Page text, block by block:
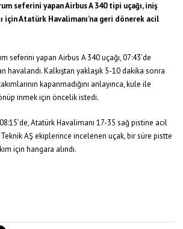
seferini yapan Airbus A 340 tipi uçağı, iniş
için Atatürk Havalimanı’na geri dönerek acil
seferini yapan Airbus A 340 uçağı, 07:43’de
havalandı. Kalkıştan yaklaşık 5-10 dakika sonra
kapanmadığını anlayınca, kule ile
inmek için öncelik istedi.
Atatürk Havalimanı 17-35 sağ pistine acil
AŞ ekiplerince incelenen uçak, bir süre pistte
için hangara alındı.